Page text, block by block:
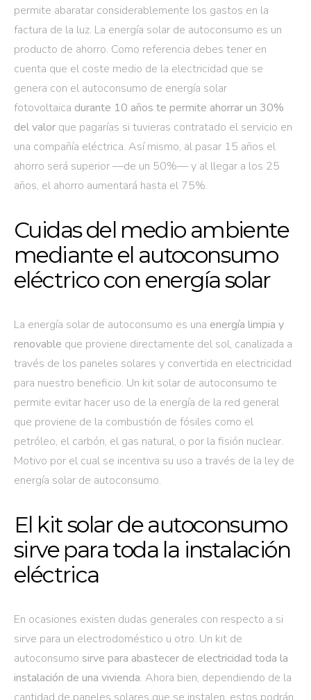
permite abaratar considerablemente los gastos en la
factura de la luz. La energía solar de autoconsumo es un
producto de ahorro. Como referencia debes tener en
cuenta que el coste medio de la electricidad que se
genera con el autoconsumo de energía solar
fotovoltaica durante 10 años te permite ahorrar un 30%
del valor que pagarías si tuvieras contratado el servicio en
una compañía eléctrica. Así mismo, al pasar 15 años el
ahorro será superior —de un 50%— y al llegar a los 25
años, el ahorro aumentará hasta el 75%.
Cuidas del medio ambiente
mediante el autoconsumo
eléctrico con energía solar
La energía solar de autoconsumo es una energía limpia y
renovable que proviene directamente del sol, canalizada a
través de los paneles solares y convertida en electricidad
para nuestro beneficio. Un kit solar de autoconsumo te
permite evitar hacer uso de la energía de la red general
que proviene de la combustión de fósiles como el
petróleo, el carbón, el gas natural, o por la fisión nuclear.
Motivo por el cual se incentiva su uso a través de la ley de
energía solar de autoconsumo.
El kit solar de autoconsumo
sirve para toda la instalación
eléctrica
En ocasiones existen dudas generales con respecto a si
sirve para un electrodoméstico u otro. Un kit de
autoconsumo sirve para abastecer de electricidad toda la
instalación de una vivienda. Ahora bien, dependiendo de la